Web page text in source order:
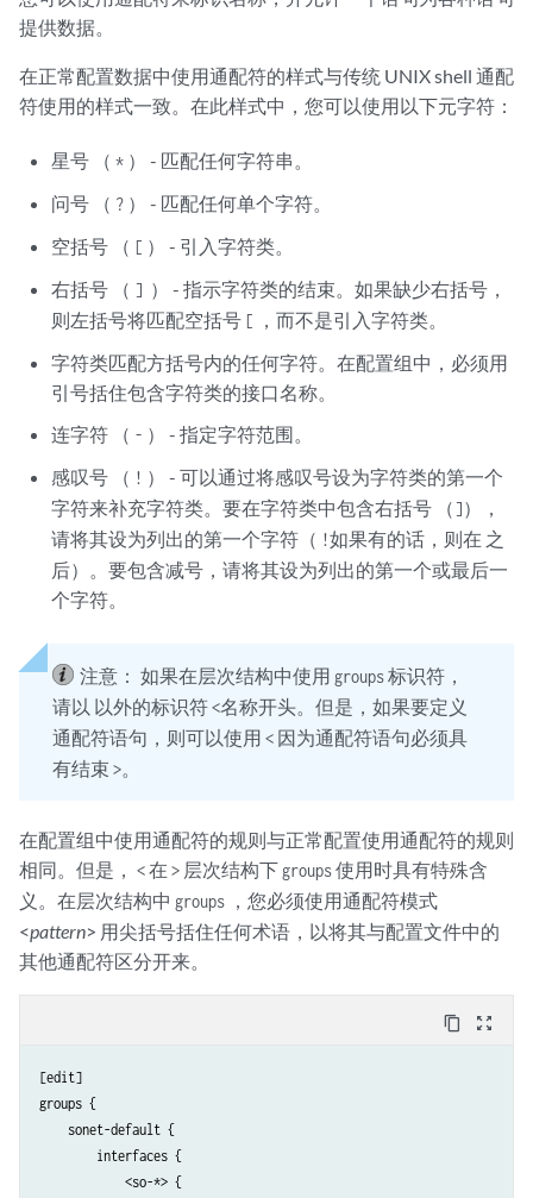
    destination-port 20;
}
junos-tftp
    application-protocol tftp;
    protocol udp;
# Two-Way Active Measurement Protocol
    application-protocol twamp;
    protocol tcp;
    destination-port 862;
# Real Time Streaming Protocol
application junos-rtsp {
    application-protocol rtsp;
    protocol tcp;
    destination-port 554;
# Network Basic Input Output System  - networking protocol used on
# Windows networks   session service port
application junos-netbios-session {
    protocol tcp;
    destination-port 139;
    protocol tcp;
    destination-port 445;
application junos-ssh {
    protocol tcp;
    destination-port 23;
}
提供数据。
在正常配置数据中使用通配符的样式与传统 UNIX shell 通配
符使用的样式一致。在此样式中，您可以使用以下元字符：
星号 （* ） - 匹配任何字符串。
问号 （ ? ） - 匹配任何单个字符。
空括号 （ [ ） - 引入字符类。
右括号 （ ] ） - 指示字符类的结束。如果缺少右括号，
则左括号将匹配空括号 [
，而不是引入字符类。
字符类匹配方括号内的任何字符。在配置组中，必须用
引号括住包含字符类的接口名称。
连字符 （ - ） - 指定字符范围。
感叹号 （ ! ） - 可以通过将感叹号设为字符类的第一个
字符来补充字符类。要在字符类中包含右括号 （]），
请将其设为列出的第一个字符（ !如果有的话，则在 之
后）。要包含减号，请将其设为列出的第一个或最后一
个字符。
注意： 如果在层次结构中使用 groups标识符，
请以 以外的标识符<名称开头。但是，如果要定义
通配符语句，则可以使用 < 因为通配符语句必须具
有结束 >。
在配置组中使用通配符的规则与正常配置使用通配符的规则
相同。但是， <在 > 层次结构下 groups使用时具有特殊含
义。在层次结构中 groups ，您必须使用通配符模式
<pattern> 用尖括号括住任何术语，以将其与配置文件中的
其他通配符区分开来。
content_copy zoom_out_map
[edit]
groups {
    sonet-default {
        interfaces {
            <so-*> {